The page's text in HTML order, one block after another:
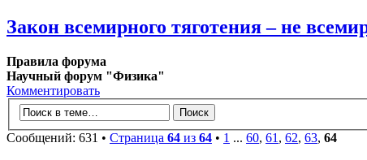
Закон всемирного тяготения – не
Правила форума
Научный форум "Физика"
Комментировать
Сообщений: 631 • Страница 64 из 64 • 1 ... 60, 61, 62, 63, 64